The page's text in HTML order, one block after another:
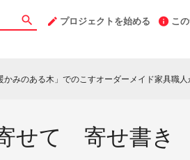
プロジェクトを始める こ
かみのある木」でのこすオーダーメイド家具職
せて 寄せ書き